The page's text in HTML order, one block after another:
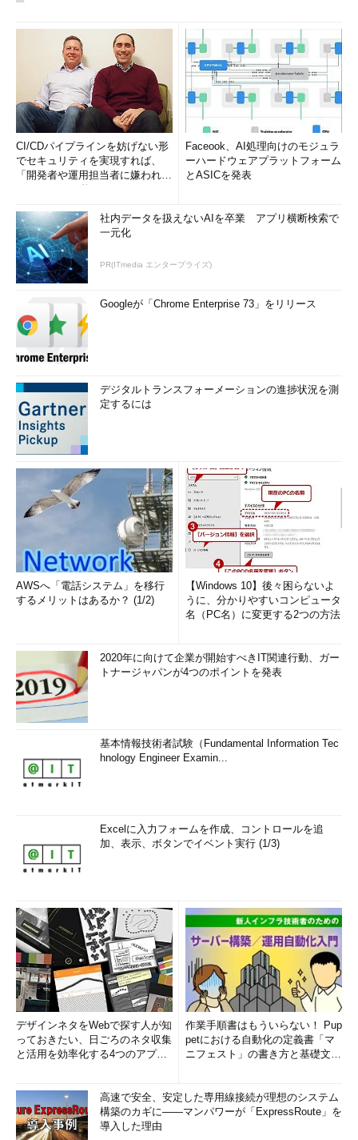
CI/CDパイプラインを妨げない形
でセキュリティを実現すれば、
「開発者や運用担当者に嫌われな
Faceook、AI処理向けのモジュラ
ーハードウェアプラットフォーム
とASICを発表
社内データを扱えないAIを卒業 アプリ横断検索で
一元化
PR(ITmedia エンタープライズ)
Googleが「Chrome Enterprise 73」をリリース
デジタルトランスフォーメーションの進捗状況を測
定するには
AWSへ「電話システム」を移行
するメリットはあるか？ (1/2)
【Windows 10】後々困らないよ
うに、分かりやすいコンピュータ
名（PC名）に変更する2つの方法
2020年に向けて企業が開始すべきIT関連行動、ガー
トナージャパンが4つのポイントを発表
基本情報技術者試験（Fundamental Information Tec
hnology Engineer Examin...
Excelに入力フォームを作成、コントロールを追
加、表示、ボタンでイベント実行 (1/3)
デザインネタをWebで探す人が知
っておきたい、日ごろのネタ収集
と活用を効率化する4つのアプリ
作業手順書はもういらない！ Pup
petにおける自動化の定義書「マ
ニフェスト」の書き方と基礎文法
高速で安全、安定した専用線接続が理想のシステム
構築のカギに――マンパワーが「ExpressRoute」を
導入した理由